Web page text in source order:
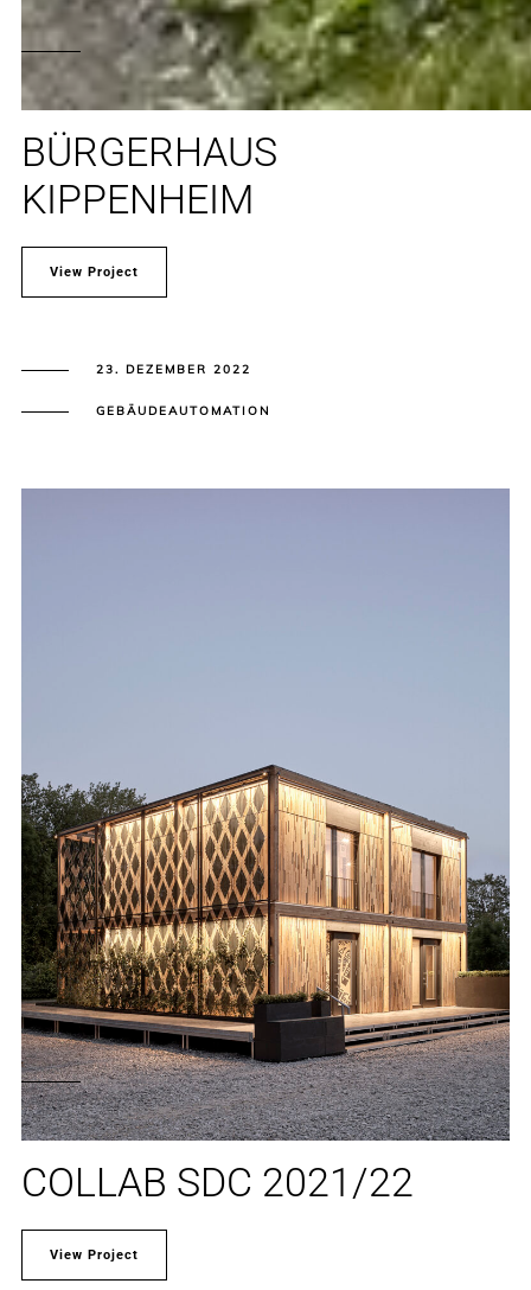
BÜRGERHAUS
KIPPENHEIM
View Project
23. DEZEMBER 2022
GEBÄUDEAUTOMATION
COLLAB SDC 2021/22
View Project